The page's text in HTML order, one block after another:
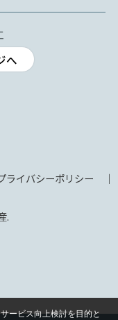
へ
ライバシーポリシー
.
ービス向上検討を目的と